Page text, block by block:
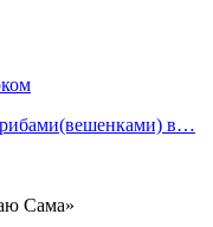
в…
Сама»